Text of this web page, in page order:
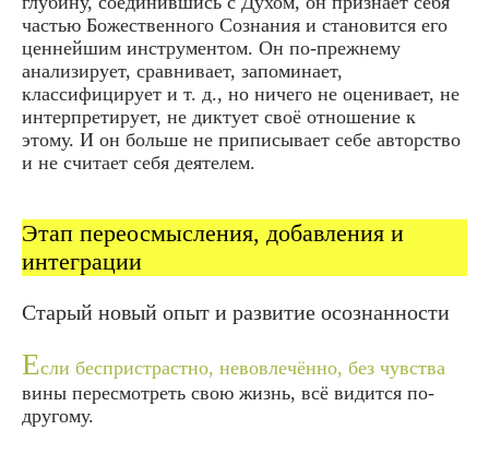
частью Божественного Сознания и становится его
ценнейшим инструментом. Он по-прежнему
анализирует, сравнивает, запоминает,
классифицирует и т. д., но ничего не оценивает, не
интерпретирует, не диктует своё отношение к
этому. И он больше не приписывает себе авторство
и не считает себя деятелем.
Этап переосмысления, добавления и
интеграции
Старый новый опыт и развитие осознанности
Если беспристрастно, невовлечённо, без чувства
вины пересмотреть свою жизнь, всё видится по-
другому.